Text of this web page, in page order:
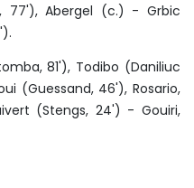
77'), Abergel (c.) - Grbic
81'), Todibo (Daniliuc
(Guessand, 46'), Rosario,
(Stengs, 24') - Gouiri,